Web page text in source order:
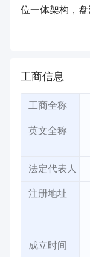
位一体架构，
工商信息
工商全称
英文全称
法定代表人
注册地址
成立时间